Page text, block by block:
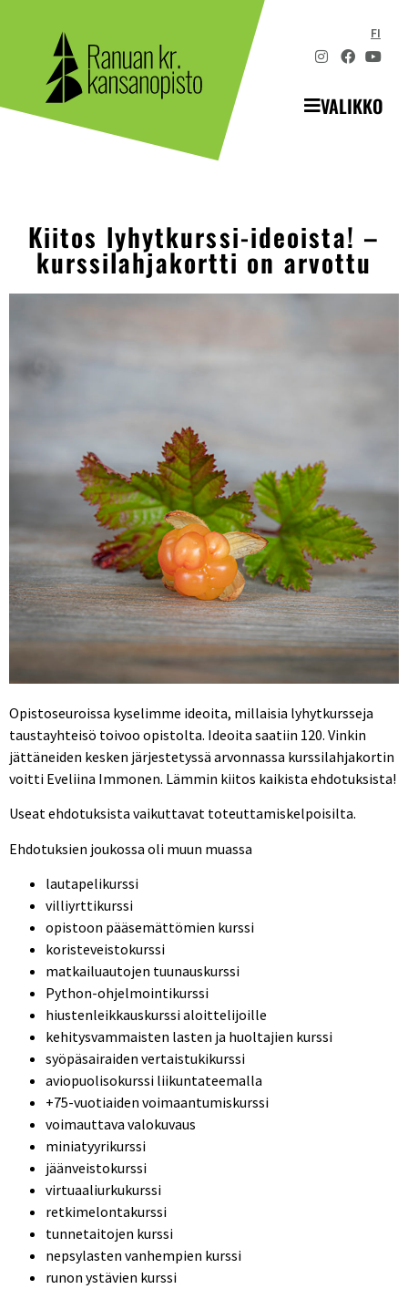
FI
VALIKKO
Kiitos lyhytkurssi-ideoista! –
kurssilahjakortti on arvottu
Opistoseuroissa kyselimme ideoita, millaisia lyhytkursseja
taustayhteisö toivoo opistolta. Ideoita saatiin 120. Vinkin
jättäneiden kesken järjestetyssä arvonnassa kurssilahjakortin
voitti Eveliina Immonen. Lämmin kiitos kaikista ehdotuksista!
Useat ehdotuksista vaikuttavat toteuttamiskelpoisilta.
Ehdotuksien joukossa oli muun muassa
lautapelikurssi
villiyrttikurssi
opistoon pääsemättömien kurssi
koristeveistokurssi
matkailuautojen tuunauskurssi
Python-ohjelmointikurssi
hiustenleikkauskurssi aloittelijoille
kehitysvammaisten lasten ja huoltajien kurssi
syöpäsairaiden vertaistukikurssi
aviopuolisokurssi liikuntateemalla
+75-vuotiaiden voimaantumiskurssi
voimauttava valokuvaus
miniatyyrikurssi
jäänveistokurssi
virtuaaliurkukurssi
retkimelontakurssi
tunnetaitojen kurssi
nepsylasten vanhempien kurssi
runon ystävien kurssi